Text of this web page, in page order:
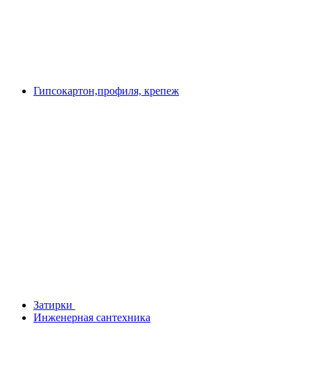
Гипсокартон,профиля, крепеж
Затирки
Инженерная сантехника